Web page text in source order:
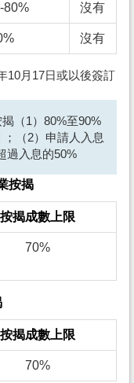
80% 沒有
沒有
10月17日或以後簽訂
（1）80%至90%
（2）申請人入息
過入息的50%
按揭
按揭成數上限
70%
按揭成數上限
70%